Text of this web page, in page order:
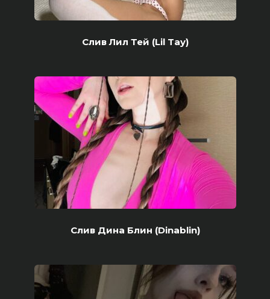
Слив Лил Тей (Lil Tay)
Слив Дина Блин (Dinablin)